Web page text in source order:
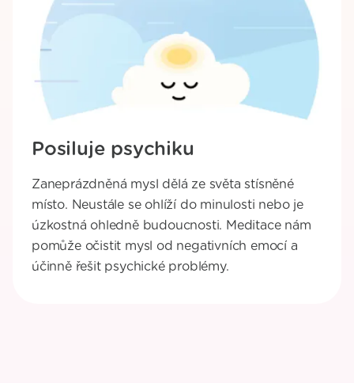
Posiluje psychiku
Zaneprázdněná mysl dělá ze světa stísněné
místo. Neustále se ohlíží do minulosti nebo je
úzkostná ohledně budoucnosti. Meditace nám
pomůže očistit mysl od negativních emocí a
účinně řešit psychické problémy.